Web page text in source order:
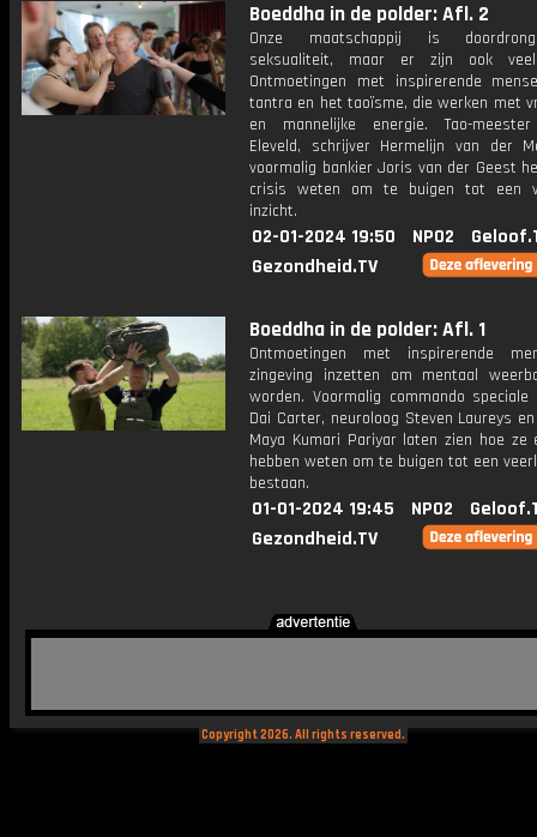
Boeddha in de polder: Afl. 2
Onze maatschappij is
seksualiteit, maar er zijn ook
Ontmoetingen met inspirerende
tantra en het taoïsme, die werken met
en mannelijke energie. Tao-
Eleveld, schrijver Hermelijn van der
voormalig bankier Joris van der Geest
crisis weten om te buigen tot een
inzicht.
02-01-2024 19:50 NPO2
Gezondheid.TV
Boeddha in de polder: Afl. 1
Ontmoetingen met inspirerende
zingeving inzetten om mentaal
worden. Voormalig commando speciale
Dai Carter, neuroloog Steven Laureys
Maya Kumari Pariyar laten zien hoe ze
hebben weten om te buigen tot een
bestaan.
01-01-2024 19:45 NPO2
Gezondheid.TV
Copyright 2026. All rights reserved.